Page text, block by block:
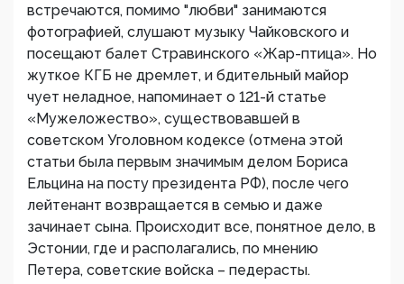
встречаются, помимо "любви" занимаются
фотографией, слушают музыку Чайковского и
посещают балет Стравинского «Жар-птица». Но
жуткое КГБ не дремлет, и бдительный майор
чует неладное, напоминает о 121-й статье
«Мужеложество», существовавшей в
советском Уголовном кодексе (отмена этой
статьи была первым значимым делом Бориса
Ельцина на посту президента РФ), после чего
лейтенант возвращается в семью и даже
зачинает сына. Происходит все, понятное дело, в
Эстонии, где и располагались, по мнению
Петера, советские войска – педерасты.